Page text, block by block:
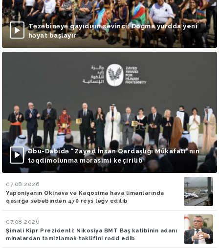
Təzəbinəyə qayıdışın sevinci: Doğma yurdda yeni
həyat başlayır
Əbu-Dabidə “Zayed İnsan Qardaşlığı Mükafatı”nın
təqdimolunma mərasimi keçirilib
07.08.2026
Yaponiyanın Okinava və Kaqosima hava limanlarında
qasırğa səbəbindən 470 reys ləğv edilib
07.08.2026
Şimali Kipr Prezidenti: Nikosiya BMT Baş katibinin adanı
minalardan təmizləmək təklifini rədd edib